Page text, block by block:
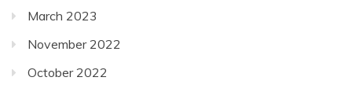
March 2023
November 2022
October 2022